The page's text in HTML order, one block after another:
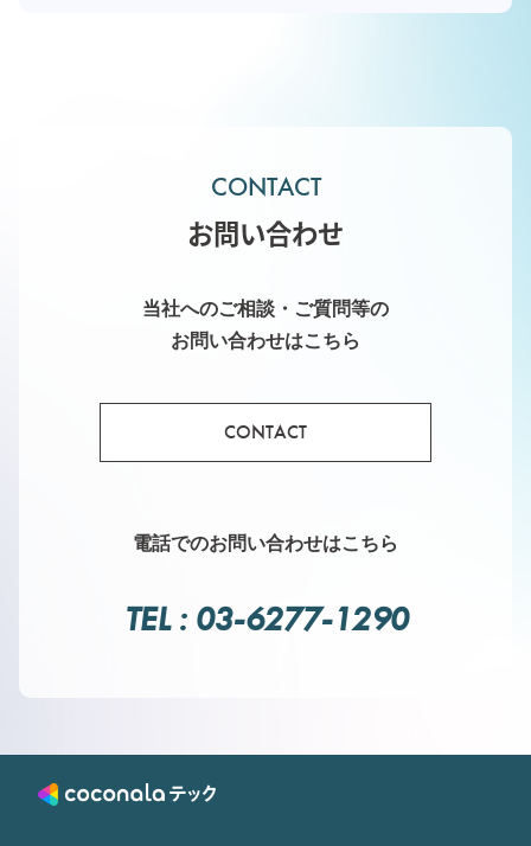
CONTACT
お問い合わせ
当社へのご相談・ご質問等の
お問い合わせはこちら
CONTACT
電話でのお問い合わせはこちら
TEL : 03-6277-1290